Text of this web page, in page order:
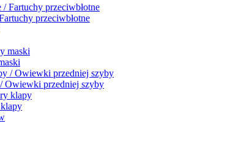
przeciwbłotne
Owiewki przedniej szyby